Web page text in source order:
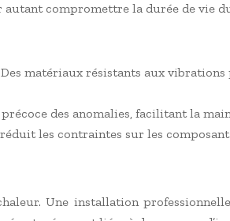
compromettre la durée de vie
matériaux résistants aux vibrations
des anomalies, facilitant la
les contraintes sur les
Une installation